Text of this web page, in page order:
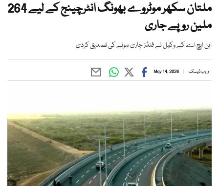
ملتان سکھر موٹروے بھونگ انٹرچینج کے لیے 264
ملین روپے جاری
این ایچ اے کے وکیل نے فنڈز جاری ہونے کی تصدیق کردی
ویب ڈیسک May 14, 2026